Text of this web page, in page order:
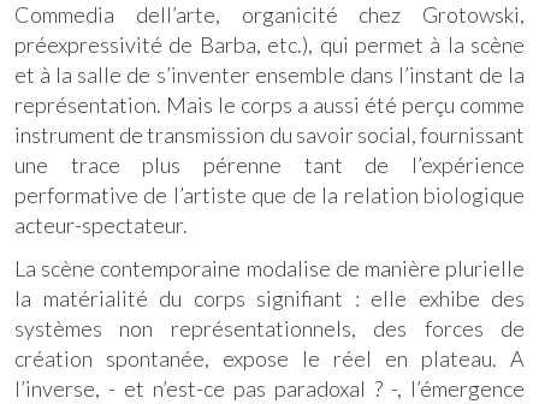
Commedia dell’arte, organicité chez Grotowski,
préexpressivité de Barba, etc.), qui permet à la scène
et à la salle de s’inventer ensemble dans l’instant de la
représentation. Mais le corps a aussi été perçu comme
instrument de transmission du savoir social, fournissant
une trace plus pérenne tant de l’expérience
performative de l’artiste que de la relation biologique
acteur-spectateur.
La scène contemporaine modalise de manière plurielle
la matérialité du corps signifiant : elle exhibe des
systèmes non représentationnels, des forces de
création spontanée, expose le réel en plateau. A
l’inverse, - et n’est-ce pas paradoxal ? -, l’émergence